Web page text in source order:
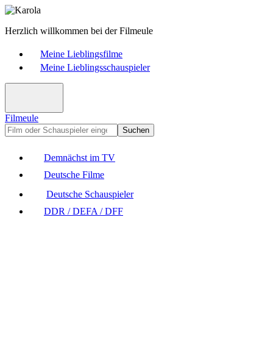
Herzlich willkommen bei der Filmeule
Meine Lieblingsfilme
Meine Lieblingsschauspieler
Filmeule
Suchen
Demnächst im TV
Deutsche Filme
Deutsche Schauspieler
DDR / DEFA / DFF